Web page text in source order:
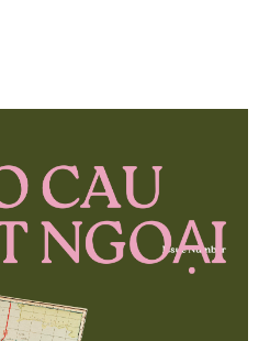
cải cách toàn diện,
ứng và nâng cao hiệu
và môi trường.